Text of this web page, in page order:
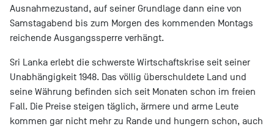
Ausnahmezustand, auf seiner Grundlage dann eine von
Samstagabend bis zum Morgen des kommenden Montags
reichende Ausgangssperre verhängt.
Sri Lanka erlebt die schwerste Wirtschaftskrise seit seiner
Unabhängigkeit 1948. Das völlig überschuldete Land und
seine Währung befinden sich seit Monaten schon im freien
Fall. Die Preise steigen täglich, ärmere und arme Leute
kommen gar nicht mehr zu Rande und hungern schon, auch